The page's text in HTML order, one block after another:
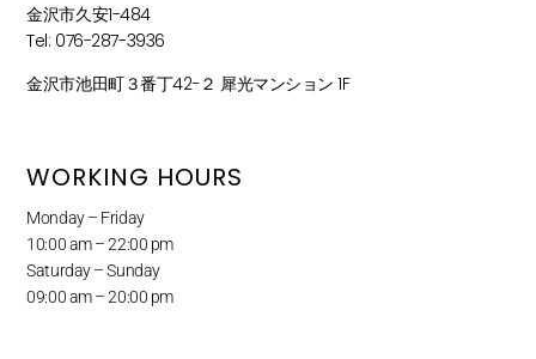
金沢市久安1-484
Tel: 076-287-3936
金沢市池田町３番丁42−２ 犀光マンション 1F
WORKING HOURS
Monday – Friday
10:00 am – 22:00 pm
Saturday – Sunday
09:00 am – 20:00 pm